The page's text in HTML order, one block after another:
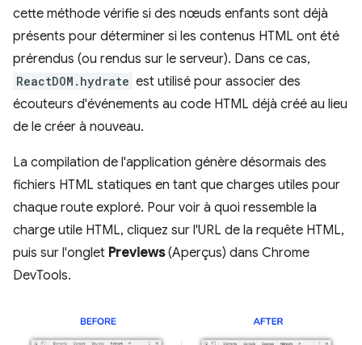
cette méthode vérifie si des nœuds enfants sont déjà
présents pour déterminer si les contenus HTML ont été
prérendus (ou rendus sur le serveur). Dans ce cas,
ReactDOM.hydrate est utilisé pour associer des
écouteurs d'événements au code HTML déjà créé au lieu
de le créer à nouveau.
La compilation de l'application génère désormais des
fichiers HTML statiques en tant que charges utiles pour
chaque route exploré. Pour voir à quoi ressemble la
charge utile HTML, cliquez sur l'URL de la requête HTML,
puis sur l'onglet Previews(Aperçus) dans Chrome
DevTools.